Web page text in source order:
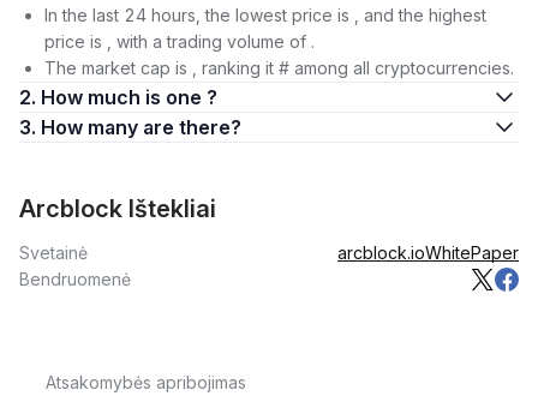
In the last 24 hours, the lowest price is , and the highest
price is , with a trading volume of .
The market cap is , ranking it # among all cryptocurrencies.
2. How much is one ?
3. How many are there?
Arcblock Ištekliai
Svetainė arcblock.ioWhitePaper
Bendruomenė
Atsakomybės apribojimas